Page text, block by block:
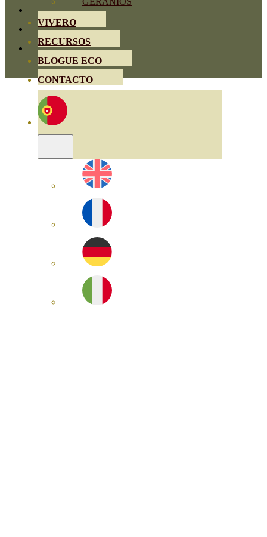
VIVERO
RECURSOS
BLOGUE ECO
CONTACTO